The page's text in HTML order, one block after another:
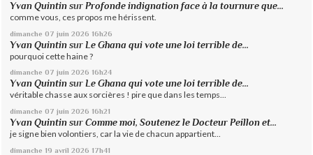
Yvan Quintin surProfonde indignation face à la tournure que...
comme vous, ces propos me hérissent.
dimanche 07 juin 2026 16h26
Yvan Quintin sur Le Ghana qui vote une loi terrible de...
pourquoi cette haine ?
dimanche 07 juin 2026 16h24
Yvan Quintin surLe Ghana qui vote une loi terrible de...
véritable chasse aux sorcières ! pire que dans les temps...
dimanche 07 juin 2026 16h21
Yvan Quintin surComme moi, Soutenez le Docteur Peillon et...
je signe bien volontiers, car la vie de chacun appartient...
dimanche 19 avril 2026 17h41